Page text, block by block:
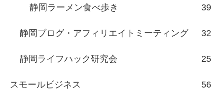
静岡ラーメン食べ歩き 39
静岡ブログ・アフィリエイトミーティング 32
静岡ライフハック研究会 25
スモールビジネス 56